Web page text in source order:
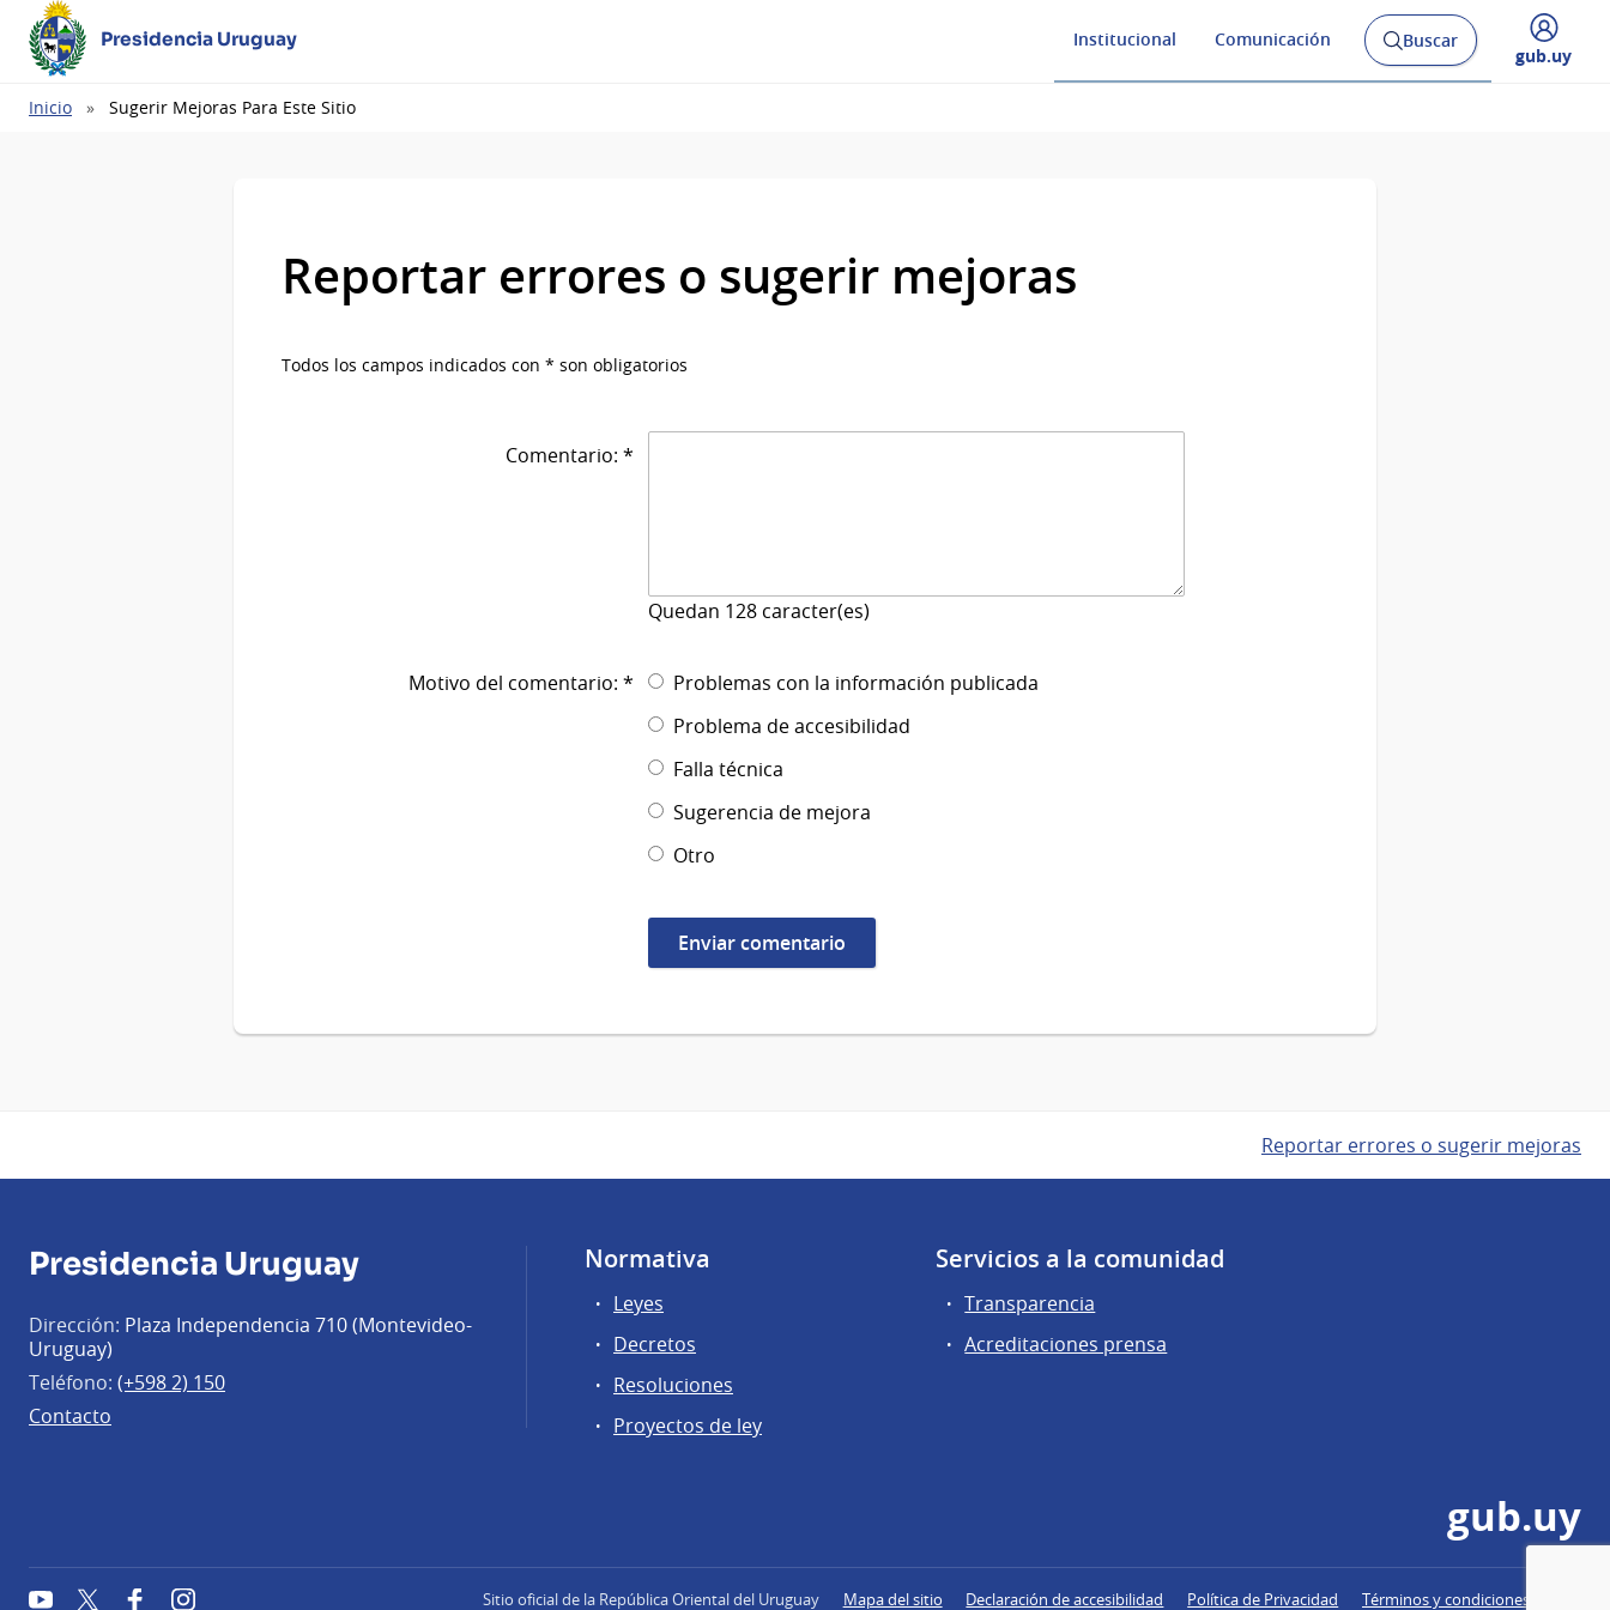
Presidencia Uruguay Institucional Comunicación
Abrir
buscador
Buscar
Desplegar
gub.uy
Ruta
Inicio Sugerir Mejoras Para Este Sitio
Reportar errores o sugerir mejoras
Todos los campos indicados con * son obligatorios
Comentario: *
Quedan 128 caracter(es)
Motivo del comentario: *
Problemas con la información publicada
Problema de accesibilidad
Falla técnica
Sugerencia de mejora
Otro
Reportar errores o sugerir mejoras
Presidencia Uruguay
Dirección: Plaza Independencia 710 (Montevideo-
Uruguay)
Teléfono: (+598 2) 150
Contacto
Normativa
Leyes
Decretos
Resoluciones
Proyectos de ley
Servicios a la comunidad
Transparencia
Acreditaciones prensa
gub.uy
YouTube Twitter FacebookInstagram Sitio oficial de la República Oriental del Uruguay Mapa del sitio Declaración de accesibilidad Política de Privacidad Términos y condiciones de uso